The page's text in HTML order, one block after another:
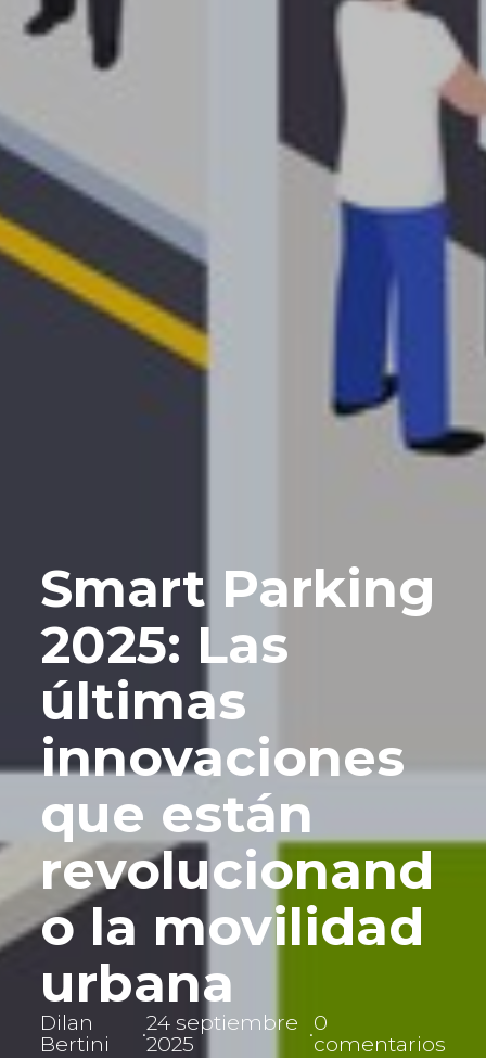
Smart Parking
2025: Las
últimas
innovaciones
que están
revolucionand
o la movilidad
urbana
Dilan
Bertini
·24 septiembre
2025
·0
comentarios